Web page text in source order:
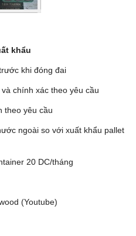
khẩu
khi đóng đai
chính xác theo yêu cầu
theo yêu cầu
ngoài so với xuất khẩu pallet
20 DC/tháng
(Youtube)